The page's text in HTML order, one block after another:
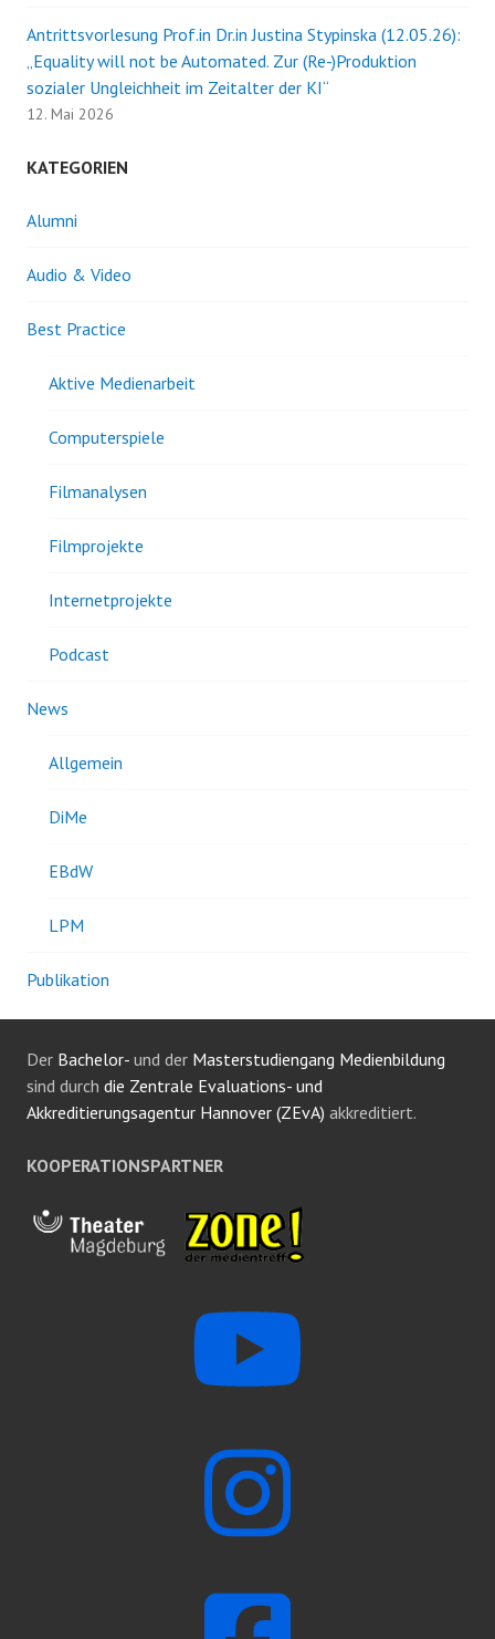
Antrittsvorlesung Prof.in Dr.in Justina Stypinska (12.05.26):
„Equality will not be Automated. Zur (Re-)Produktion
sozialer Ungleichheit im Zeitalter der KI“
12. Mai 2026
KATEGORIEN
Alumni
Audio & Video
Best Practice
Aktive Medienarbeit
Computerspiele
Filmanalysen
Filmprojekte
Internetprojekte
Podcast
News
Allgemein
DiMe
EBdW
LPM
Publikation
Der Bachelor- und der Masterstudiengang Medienbildung
sind durch die Zentrale Evaluations- und
Akkreditierungsagentur Hannover (ZEvA) akkreditiert.
KOOPERATIONSPARTNER